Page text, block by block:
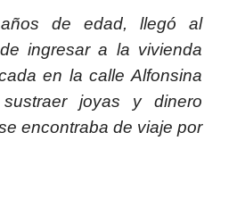
de edad, llegó al
ingresar a la vivienda
en la calle Alfonsina
joyas y dinero
encontraba de viaje por